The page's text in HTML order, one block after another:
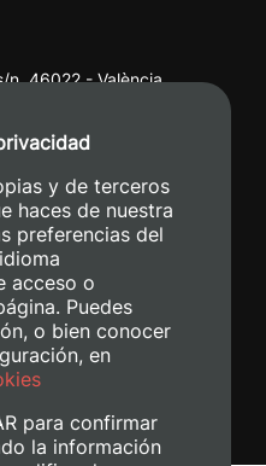
n. 46022 - València
04 00 50
y de terceros
haces de nuestra
preferencias del
acceso o
Puedes
o bien conocer
en
para confirmar
la información